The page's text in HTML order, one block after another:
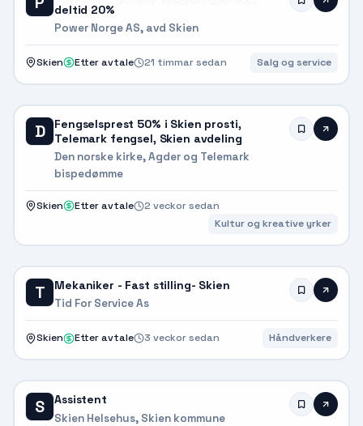
deltid 20%
Power Norge AS, avd Skien
Skien Etter avtale 21 timmar sedan Salg og service
D
Fengselsprest 50% i Skien prosti,
Telemark fengsel, Skien avdeling
Den norske kirke, Agder og Telemark
bispedømme
Skien Etter avtale
2 veckor sedan
Kultur og kreative yrker
T Mekaniker - Fast stilling- Skien
Tid For Service As
Skien Etter avtale 3 veckor sedan Håndverkere
S Assistent
Skien Helsehus, Skien kommune